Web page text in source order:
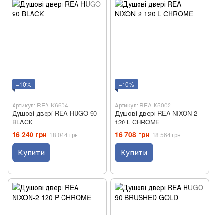
−10%
Артикул: REA-K6604
Душові двері REA HUGO 90
BLACK
16 240 грн 18 044 грн
Купити
−10%
Артикул: REA-K5002
Душові двері REA NIXON-2
120 L CHROME
16 708 грн 18 564 грн
Купити